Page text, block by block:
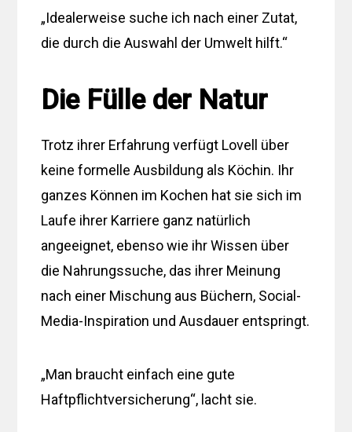
„Idealerweise suche ich nach einer Zutat,
die durch die Auswahl der Umwelt hilft.“
Die Fülle der Natur
Trotz ihrer Erfahrung verfügt Lovell über
keine formelle Ausbildung als Köchin. Ihr
ganzes Können im Kochen hat sie sich im
Laufe ihrer Karriere ganz natürlich
angeeignet, ebenso wie ihr Wissen über
die Nahrungssuche, das ihrer Meinung
nach einer Mischung aus Büchern, Social-
Media-Inspiration und Ausdauer entspringt.
„Man braucht einfach eine gute
Haftpflichtversicherung“, lacht sie.